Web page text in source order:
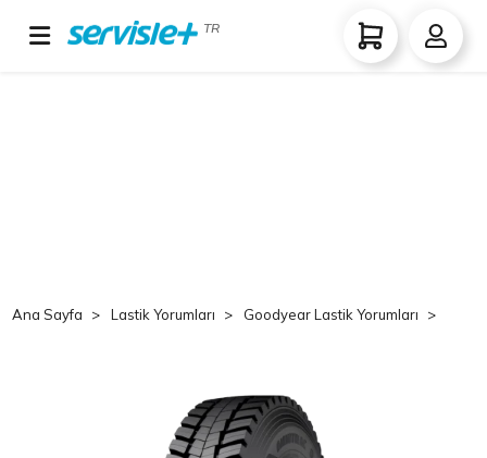
TR
Ana Sayfa Lastik Yorumları Goodyear Lastik Yorumları